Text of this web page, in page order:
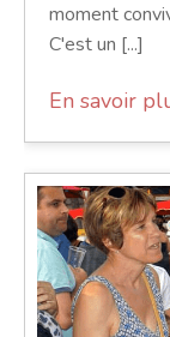
moment
C'est un [...]
En savoir